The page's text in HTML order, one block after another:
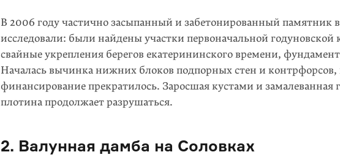
В 2006 году частично засыпанный и забетонированный памятник
исследовали: были найдены участки первоначальной годуновской
свайные укрепления берегов екатерининского времени,
Началась вычинка нижних блоков подпорных стен и контрфорсов,
финансирование прекратилось. Заросшая кустами и замалеванная
плотина продолжает разрушаться.
2. Валунная дамба на Соловках